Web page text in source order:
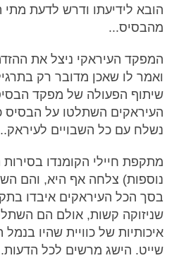
הובא לידיעתו ודרש לדעת מתי
מהבסיס...
המפקד העיראקי ניצל את
ואמר לו שאכן מדובר רק
שיתוף הפעולה של מפקד
העיראקים השתלטו על הבסיס
נשלח עם כל השבויים
מתקפת חיילי הקומנדו
נוספות) צלחה אף היא, והם
בסך הכל העיראקים איבדו
שייט. הישג מרשים לכל הדעות.